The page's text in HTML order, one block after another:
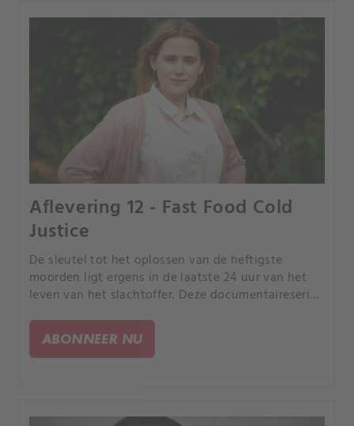
Aflevering 12 - Fast Food Cold
Justice
De sleutel tot het oplossen van de heftigste
moorden ligt ergens in de laatste 24 uur van het
leven van het slachtoffer. Deze documentaireserie
de gebeurtenissen in elkaar proberen te zetten.
ABONNEER NU